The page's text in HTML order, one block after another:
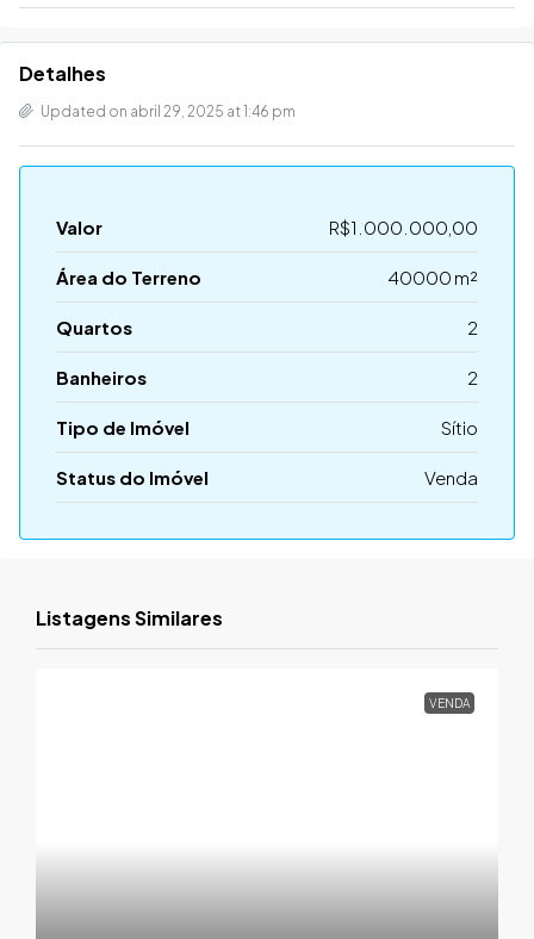
Detalhes
Updated on abril 29, 2025 at 1:46 pm
Valor R$1.000.000,00
Área do Terreno 40000 m²
Quartos 2
Banheiros 2
Tipo de Imóvel Sítio
Status do Imóvel Venda
Listagens Similares
VENDA